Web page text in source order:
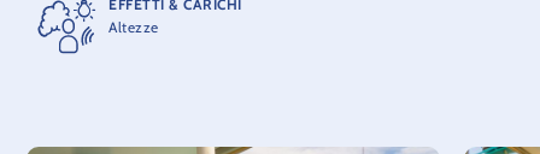
EFFETTI & CARICHI
Altezze